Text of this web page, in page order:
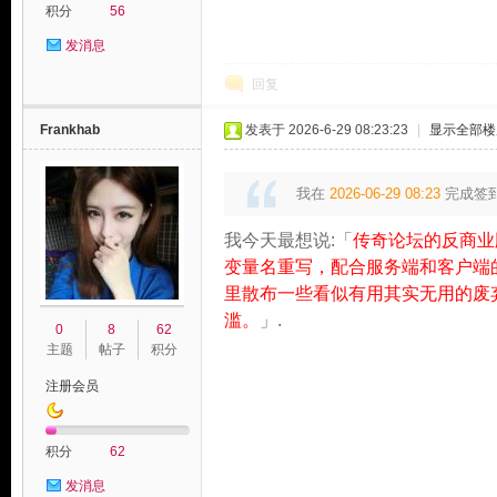
积分 56
发消息
回复
Frankhab
0
主题
8
帖子
62
积分
注册会员
积分 62
发消息
发表于 2026-6-29 08:23:23 显示全部
我在 2026-06-29 08:23完成签
我今天最想说:「 传奇论坛的反商
变量名重写，配合服务端和客户
里散布一些看似有用其实无用的
滥。
」.